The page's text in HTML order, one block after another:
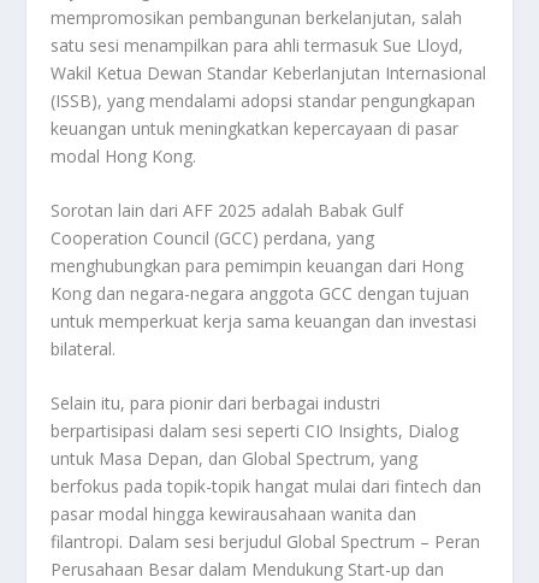
mempromosikan pembangunan berkelanjutan, salah
satu sesi menampilkan para ahli termasuk Sue Lloyd,
Wakil Ketua Dewan Standar Keberlanjutan Internasional
(ISSB), yang mendalami adopsi standar pengungkapan
keuangan untuk meningkatkan kepercayaan di pasar
modal Hong Kong.
Sorotan lain dari AFF 2025 adalah Babak Gulf
Cooperation Council (GCC) perdana, yang
menghubungkan para pemimpin keuangan dari Hong
Kong dan negara-negara anggota GCC dengan tujuan
untuk memperkuat kerja sama keuangan dan investasi
bilateral.
Selain itu, para pionir dari berbagai industri
berpartisipasi dalam sesi seperti CIO Insights, Dialog
untuk Masa Depan, dan Global Spectrum, yang
berfokus pada topik-topik hangat mulai dari fintech dan
pasar modal hingga kewirausahaan wanita dan
filantropi. Dalam sesi berjudul Global Spectrum – Peran
Perusahaan Besar dalam Mendukung Start-up dan